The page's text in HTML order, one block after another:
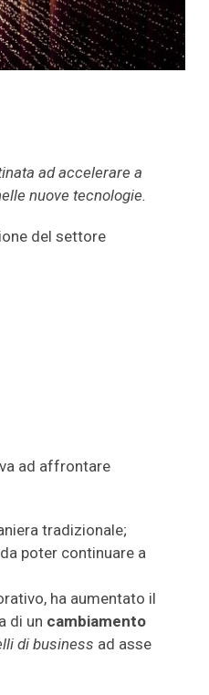
ad accelerare a
nuove tecnologie.
del settore
ad affrontare
tradizionale;
poter continuare a
ha aumentato il
di un cambiamento
di business ad asse